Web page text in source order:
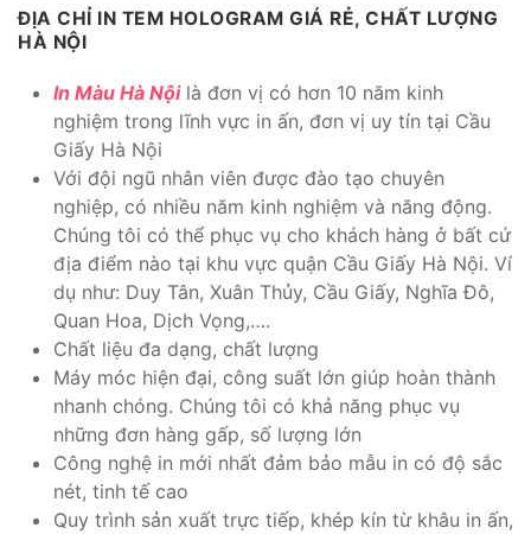
ĐỊA CHỈ IN TEM HOLOGRAM GIÁ RẺ, CHẤT LƯỢNG
HÀ NỘI
In Màu Hà Nộilà đơn vị có hơn 10 năm kinh
nghiệm trong lĩnh vực in ấn, đơn vị uy tín tại Cầu
Giấy Hà Nội
Với đội ngũ nhân viên được đào tạo chuyên
nghiệp, có nhiều năm kinh nghiệm và năng động.
Chúng tôi có thể phục vụ cho khách hàng ở bất cứ
địa điểm nào tại khu vực quận Cầu Giấy Hà Nội. Ví
dụ như: Duy Tân, Xuân Thủy, Cầu Giấy, Nghĩa Đô,
Quan Hoa, Dịch Vọng,….
Chất liệu đa dạng, chất lượng
Máy móc hiện đại, công suất lớn giúp hoàn thành
nhanh chóng. Chúng tôi có khả năng phục vụ
những đơn hàng gấp, số lượng lớn
Công nghệ in mới nhất đảm bảo mẫu in có độ sắc
nét, tinh tế cao
Quy trình sản xuất trực tiếp, khép kín từ khâu in ấn,